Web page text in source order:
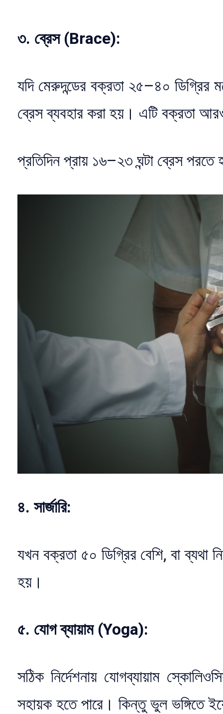
৩. ব্রেস (Brace):
যদি মেরুদন্ডের বক্রতা ২৫–৪০ ডিগ্রির
ব্রেস ব্যবহার করা হয়। এটি বক্রতা
প্রতিদিন প্রায় ১৬–২৩ ঘন্টা ব্রেস
৪. সার্জারি:
যখন বক্রতা ৫০ ডিগ্রির বেশি, বা ব্যথা
হয়।
৫. যোগ ব্যায়াম (Yoga):
সঠিক নির্দেশনায় যোগব্যায়াম
সহায়ক হতে পারে। কিন্তু ভুল ভঙ্গিতে